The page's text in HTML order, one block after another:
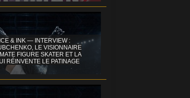
& INK — INTERVIEW :
LE VISIONNAIRE
FIGURE SKATER ET LA
RÉINVENTE LE PATINAGE